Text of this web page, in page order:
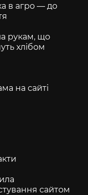
в агро — до
рукам, що
хлібом
на сайті
сайтом